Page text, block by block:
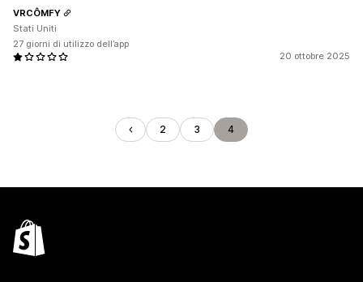
20 ottobre 2025
VRCÔMFY
Stati Uniti
27 giorni di utilizzo dell’app
2 3 4